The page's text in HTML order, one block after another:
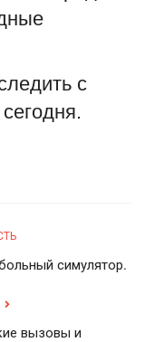
с
симулятор.
вызовы и